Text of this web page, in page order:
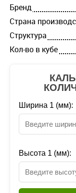
Бренд
Страна
Структура
Кол-во в кубе
Ширина 1 (мм):
Высота 1 (мм):